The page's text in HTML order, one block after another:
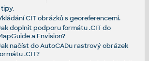
tipy:
CIT obrázků s georeferencemi.
doplnit podporu formátu .CIT do
a Envision?
načíst do AutoCADu rastrový obrázek
.CIT?